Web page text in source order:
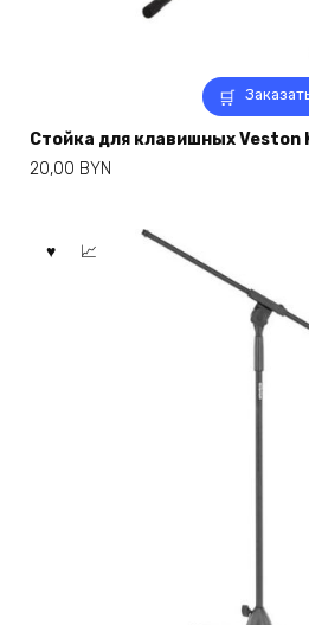
Стойка для клавишных Veston
20,00 BYN